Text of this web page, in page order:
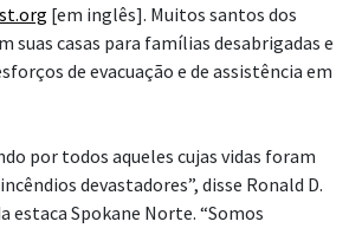
[em inglês]. Muitos santos dos
suas casas para famílias desabrigadas e
de evacuação e de assistência em
por todos aqueles cujas vidas foram
devastadores”, disse Ronald D.
estaca Spokane Norte. “Somos